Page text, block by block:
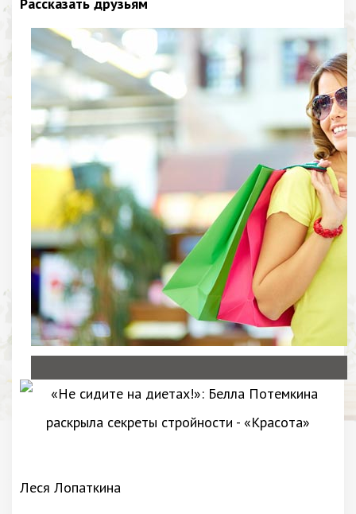
Леся Лопаткина